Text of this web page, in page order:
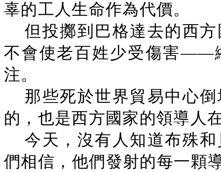
辜的工人生命作為代價。
但投擲到巴格達去的西
不會使老百姓少受傷害——
注。
那些死於世界貿易中心
的，也是西方國家的領導人
今天，沒有人知道布殊
們相信，他們發射的每一顆